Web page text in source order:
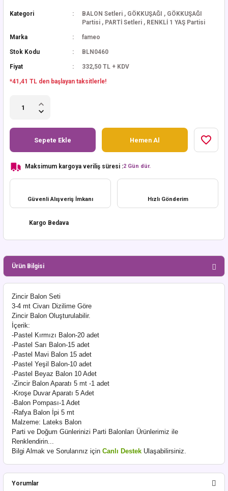
Kategori BALON Setleri , GÖKKUŞAĞI , GÖKKUŞAĞI
Partisi , PARTİ Setleri , RENKLİ 1 YAŞ Partisi
Marka fameo
Stok Kodu BLN0460
Fiyat 332,50 TL + KDV
*41,41 TL den başlayan taksitlerle!
Sepete Ekle Hemen Al
Maksimum kargoya veriliş süresi :2 Gün dür.
Güvenli Alışveriş İmkanı Hızlı Gönderim
Kargo Bedava
Ürün Bilgisi
Zincir Balon Seti
3-4 mt Civarı Dizilime Göre
Zincir Balon Oluşturulabilir.
İçerik:
-Pastel Kırmızı Balon-20 adet
-Pastel Sarı Balon-15 adet
-Pastel Mavi Balon 15 adet
-Pastel Yeşil Balon-10 adet
-Pastel Beyaz Balon 10 Adet
-Zincir Balon Aparatı 5 mt -1 adet
-Kroşe Duvar Aparatı 5 Adet
-Balon Pompası-1 Adet
-Rafya Balon İpi 5 mt
Malzeme: Lateks Balon
Parti ve Doğum Günlerinizi Parti Balonları Ürünlerimiz ile
Renklendirin...
Bilgi Almak ve Sorularınız için Canlı Destek Ulaşabilirsiniz.
Yorumlar